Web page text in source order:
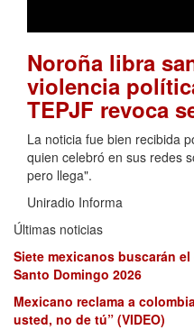
Noroña libra
violencia
TEPJF revoca
La noticia fue bien recibida
quien celebró en sus redes
pero llega".
Uniradio Informa
Últimas noticias
Siete mexicanos buscarán
Santo Domingo 2026
Mexicano reclama a
usted, no de tú” (VIDEO)